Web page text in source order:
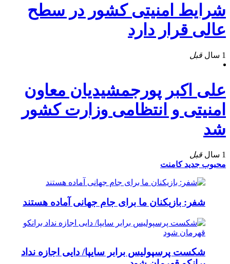
شرایط امنیتی کشور در سطح
عالی قرار دارد
1 سال قبل
علی اکبر پورجمشیدیان معاون
امنیتی و انتظامی وزارت کشور
شد
1 سال
قبل
محبوب جدیدکامنت
شفر: بازیکنان ما برای جام جهانی آماده هستند
شکست پرسپولیس برابر سایپا/ دایی اجازه نداد